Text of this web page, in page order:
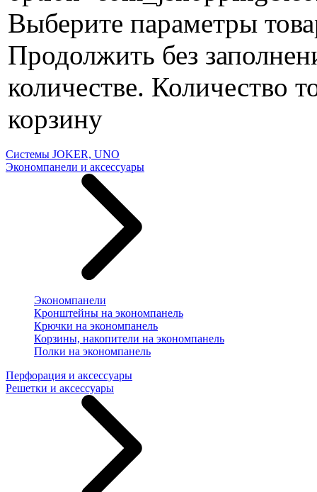
Выберите параметры
Продолжить без
количестве. Количество
корзину
Системы JOKER, UNO
Экономпанели и аксессуары
Экономпанели
Кронштейны на экономпанель
Крючки на экономпанель
Корзины, накопители на экономпанель
Полки на экономпанель
Перфорация и аксессуары
Решетки и аксессуары